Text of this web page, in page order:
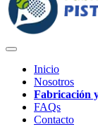
Inicio
Nosotros
Fabricación
FAQs
Contacto